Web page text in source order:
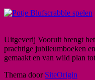
Uitgeverij Vooruit brengt
prachtige jubileumboeken
gemaakt en van wild plan
Thema door SiteOrigin